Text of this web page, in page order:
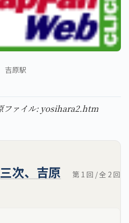
吉原駅
ファイル: yosihara2.htm
次、吉原
第 1 回 / 全 2 回